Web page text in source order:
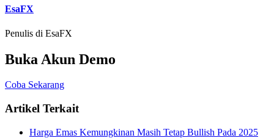
EsaFX
Penulis di EsaFX
Buka Akun Demo
Coba Sekarang
Artikel Terkait
Harga Emas Kemungkinan Masih Tetap Bullish Pada 2025